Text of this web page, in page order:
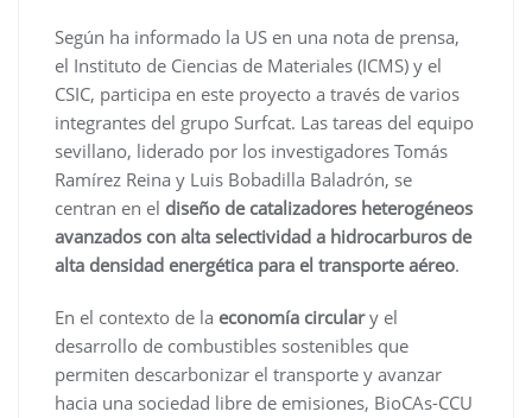
Según ha informado la US en una nota de prensa,
el Instituto de Ciencias de Materiales (ICMS) y el
CSIC, participa en este proyecto a través de varios
integrantes del grupo Surfcat. Las tareas del equipo
sevillano, liderado por los investigadores Tomás
Ramírez Reina y Luis Bobadilla Baladrón, se
centran en el diseño de catalizadores heterogéneos
avanzados con alta selectividad a hidrocarburos de
alta densidad energética para el transporte aéreo.
En el contexto de la economía circulary el
desarrollo de combustibles sostenibles que
permiten descarbonizar el transporte y avanzar
hacia una sociedad libre de emisiones, BioCAs-CCU